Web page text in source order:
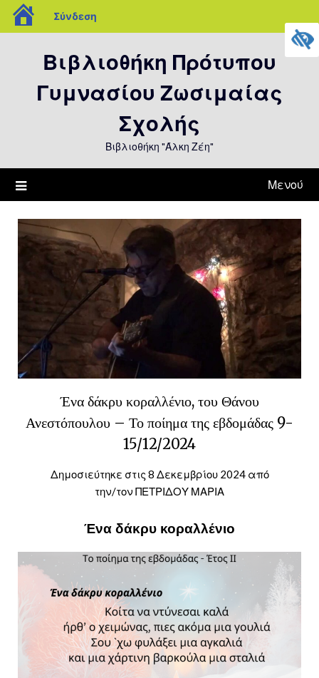
blogs.sch.gr
Σύνδεση
περιεχόμενο
Βιβλιοθήκη Πρότυπου
Γυμνασίου Ζωσιμαίας
Σχολής
Βιβλιοθήκη "Άλκη Ζέη"
Μενού
Ένα δάκρυ κοραλλένιο, του Θάνου
Ανεστόπουλου – Το ποίημα της εβδομάδας 9-
15/12/2024
Δημοσιεύτηκε στις 8 Δεκεμβρίου 2024από
την/τον ΠΕΤΡΙΔΟΥ ΜΑΡΙΑ
Ένα δάκρυ κοραλλένιο